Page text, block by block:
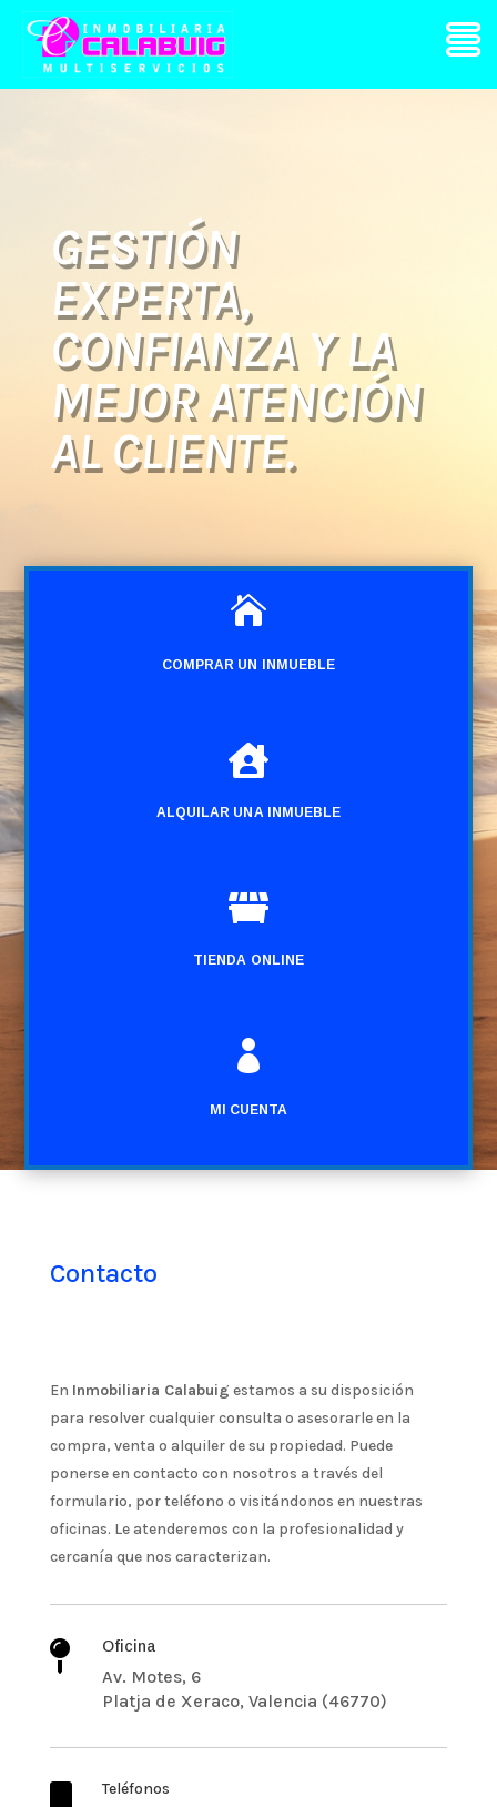
GESTIÓN
EXPERTA,
CONFIANZA Y LA
MEJOR ATENCIÓN
AL CLIENTE.

COMPRAR UN INMUEBLE

ALQUILAR UNA INMUEBLE

TIENDA ONLINE

MI CUENTA
Contacto
En Inmobiliaria Calabuig estamos a su disposición
para resolver cualquier consulta o asesorarle en la
compra, venta o alquiler de su propiedad. Puede
ponerse en contacto con nosotros a través del
formulario, por teléfono o visitándonos en nuestras
oficinas. Le atenderemos con la profesionalidad y
cercanía que nos caracterizan.
 Oficina
Av. Motes, 6
Platja de Xeraco, Valencia (46770)
Teléfonos